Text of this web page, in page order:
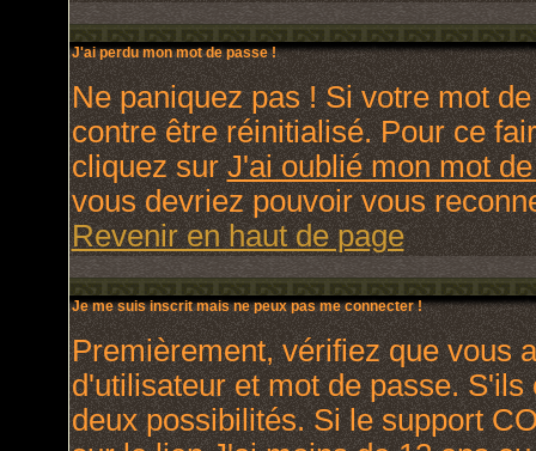
J'ai perdu mon mot de passe !
Ne paniquez pas ! Si votre mot
contre être réinitialisé. Pour ce
cliquez surJ'ai oublié mon mot
vous devriez pouvoir vous
Revenir en haut de page
Je me suis inscrit mais ne peux pas me connecter !
Premièrement, vérifiez que vous
d'utilisateur et mot de passe.
deux possibilités. Si le support